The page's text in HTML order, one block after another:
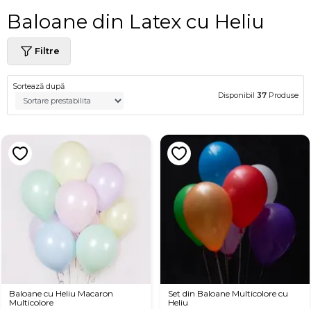
Baloane din Latex cu Heliu
Filtre
Sortează după
Disponibil 37 Produse
Baloane cu Heliu Macaron
Multicolore
Set din Baloane Multicolore cu
Heliu